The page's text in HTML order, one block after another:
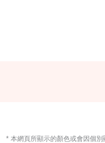
* 本網頁所顯示的顏色或會因個